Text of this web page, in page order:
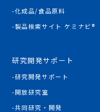
化成品/食品原料
製品検索サイト ケミナビ®
研究開発サポート
研究開発サポート
開放研究室
共同研究・開発